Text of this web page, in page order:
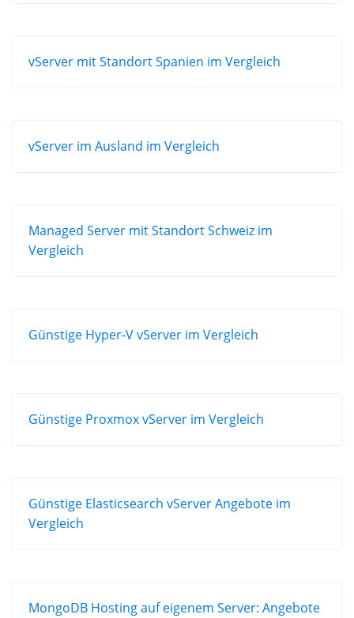
vServer mit Standort Spanien im Vergleich
vServer im Ausland im Vergleich
Managed Server mit Standort Schweiz im
Vergleich
Günstige Hyper-V vServer im Vergleich
Günstige Proxmox vServer im Vergleich
Günstige Elasticsearch vServer Angebote im
Vergleich
MongoDB Hosting auf eigenem Server: Angebote